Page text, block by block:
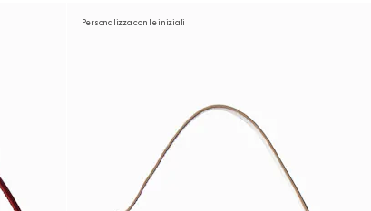
Personalizza con le iniziali